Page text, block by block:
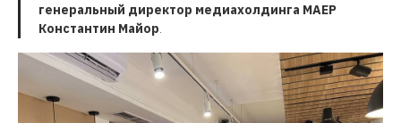
генеральный директор медиахолдинга МАЕР
Константин Майор